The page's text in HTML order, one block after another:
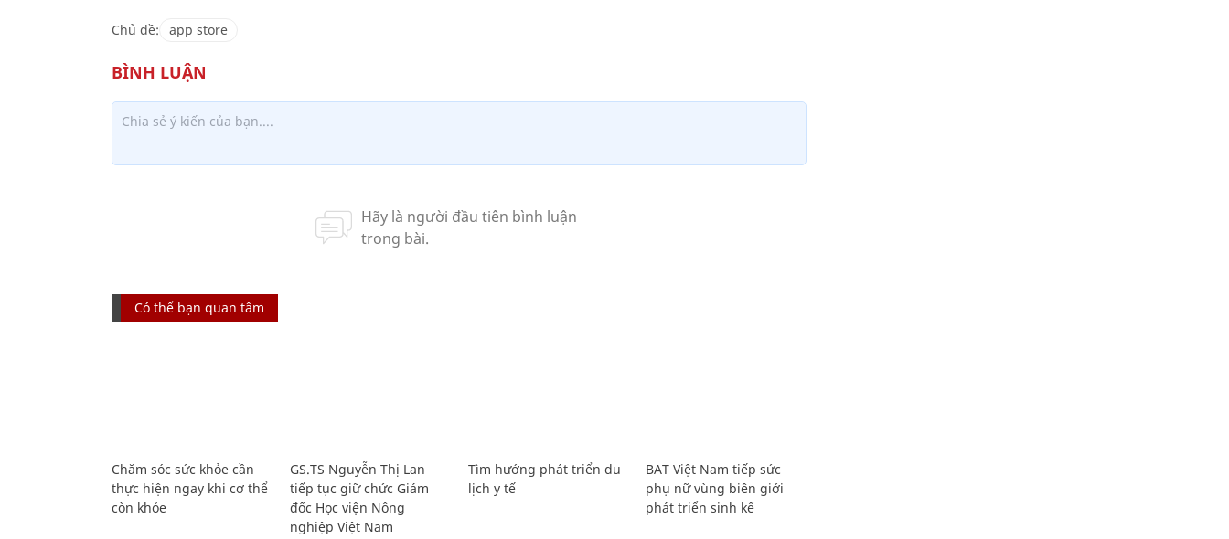
Chủ đề: app store
Có thể bạn quan tâm
Chăm sóc sức khỏe cần
thực hiện ngay khi cơ thể
còn khỏe
GS.TS Nguyễn Thị Lan
tiếp tục giữ chức Giám
đốc Học viện Nông
nghiệp Việt Nam
Tìm hướng phát triển du
lịch y tế
BAT Việt Nam tiếp sức
phụ nữ vùng biên giới
phát triển sinh kế